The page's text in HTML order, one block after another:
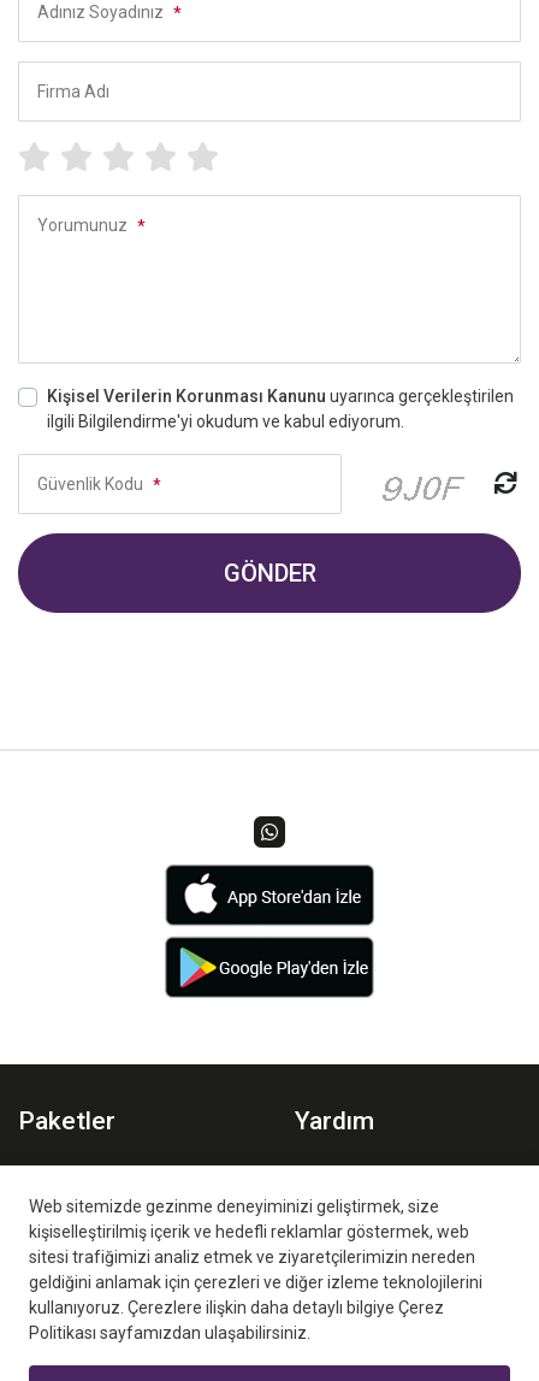
Web sitemizde gezinme deneyiminizi geliştirmek, size
kişiselleştirilmiş içerik ve hedefli reklamlar göstermek, web
sitesi trafiğimizi analiz etmek ve ziyaretçilerimizin nereden
geldiğini anlamak için çerezleri ve diğer izleme teknolojilerini
kullanıyoruz. Çerezlere ilişkin daha detaylı bilgiye Çerez
Politikası sayfamızdan ulaşabilirsiniz.
Adınız Soyadınız *
Firma Adı
Yorumunuz *
Kişisel Verilerin Korunması Kanunu uyarınca gerçekleştirilen
ilgili Bilgilendirme'yi okudum ve kabul ediyorum.
Güvenlik Kodu *
GÖNDER
Paketler
Spor Paketi
Aile Paketi
Yardım
Planlar
İzleme Ortamları
Sıkça Sorulan Sorular